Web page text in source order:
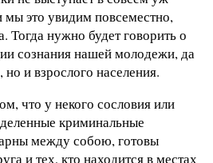
это увидим повсеместно,
Тогда нужно будет говорить о
сознания нашей молодежи, да
и взрослого населения.
что у некого сословия или
криминальные
между собою, готовы
и тех, кто находится в местах